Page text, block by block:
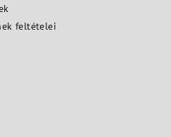
feltételei